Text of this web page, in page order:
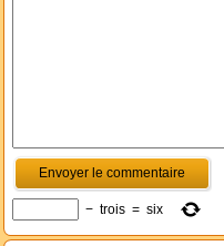
− trois = six